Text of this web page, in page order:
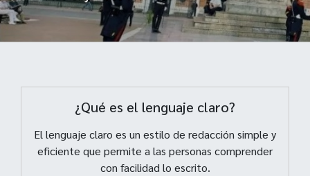
¿Qué es el lenguaje claro?
El lenguaje claro es un estilo de redacción simple y
eficiente que permite a las personas comprender
con facilidad lo escrito.